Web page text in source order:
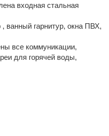
входная стальная
, ванный гарнитур, окна ПВХ,
все коммуникации,
для горячей воды,